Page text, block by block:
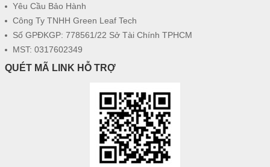
Yêu Cầu Bảo Hành
Công Ty TNHH Green Leaf Tech
Số GPĐKGP: 778561/22 Sở Tài Chính TPHCM
MST: 0317602349
QUÉT MÃ LINK HỖ TRỢ